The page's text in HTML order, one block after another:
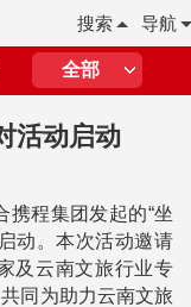
导航
搜索
全部
活动启动
携程集团发起的“坐
动。本次活动邀请
及云南文旅行业专
共同为助力云南文旅